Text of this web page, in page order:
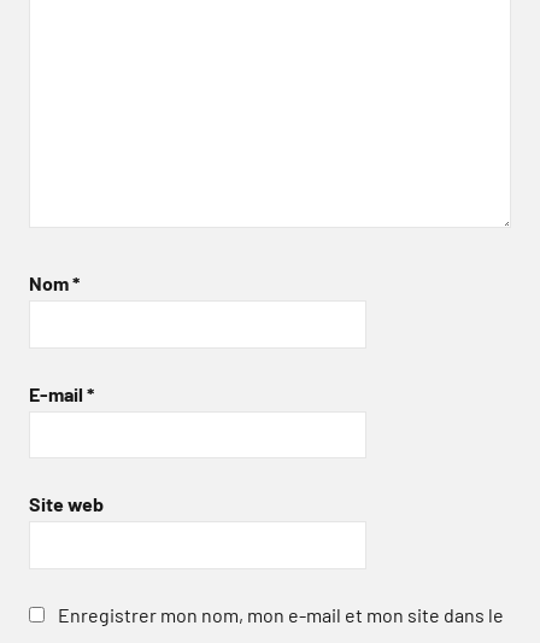
Nom*
E-mail *
Site web
Enregistrer mon nom, mon e-mail et mon site dans le